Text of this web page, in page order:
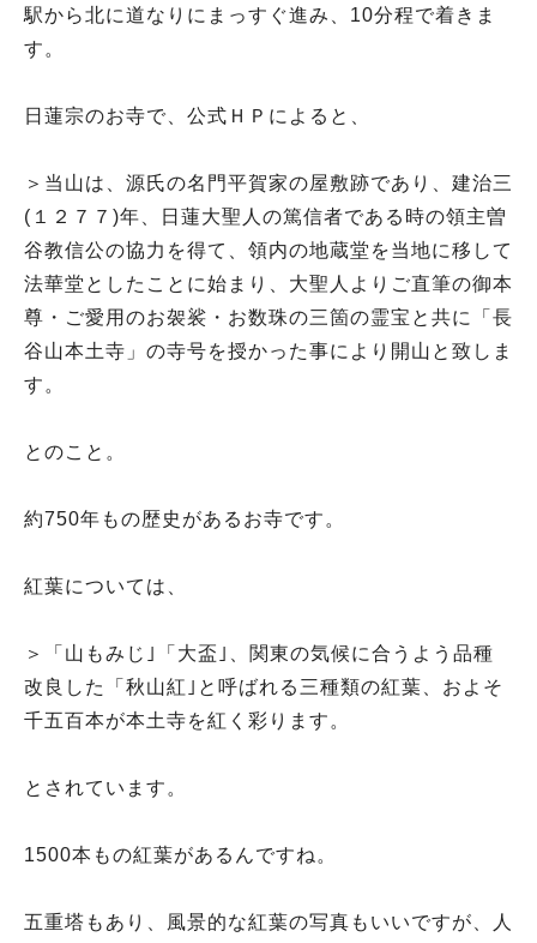
駅から北に道なりにまっすぐ進み、10分程で着きま
す。
日蓮宗のお寺で、公式ＨＰによると、
＞当山は、源氏の名門平賀家の屋敷跡であり、建治三
(１２７７)年、日蓮大聖人の篤信者である時の領主曽
谷教信公の協力を得て、領内の地蔵堂を当地に移して
法華堂としたことに始まり、大聖人よりご直筆の御本
尊・ご愛用のお袈裟・お数珠の三箇の霊宝と共に「長
谷山本土寺」の寺号を授かった事により開山と致しま
す。
とのこと。
約750年もの歴史があるお寺です。
紅葉については、
＞「山もみじ｣「大盃｣、関東の気候に合うよう品種
改良した「秋山紅｣と呼ばれる三種類の紅葉、およそ
千五百本が本土寺を紅く彩ります。
とされています。
1500本もの紅葉があるんですね。
五重塔もあり、風景的な紅葉の写真もいいですが、人